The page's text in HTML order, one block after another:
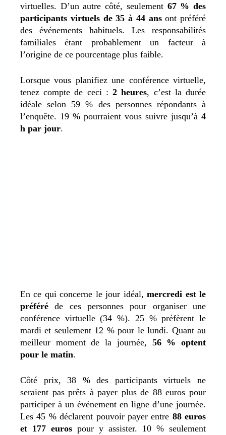
virtuelles. D’un autre côté, seulement 67 % des
participants virtuels de 35 à 44 ansont préféré
des événements habituels. Les responsabilités
familiales étant probablement un facteur à
l’origine de ce pourcentage plus faible.
Lorsque vous planifiez une conférence virtuelle,
tenez compte de ceci :2 heures, c’est la durée
idéale selon 59 % des personnes répondants à
l’enquête. 19 % pourraient vous suivre jusqu’à 4
h par jour.
En ce qui concerne le jour idéal,mercredi est le
préféré de ces personnes pour organiser une
conférence virtuelle (34 %). 25 % préfèrent le
mardi et seulement 12 % pour le lundi. Quant au
meilleur moment de la journée, 56 % optent
pour le matin.
Côté prix, 38 % des participants virtuels ne
seraient pas prêts à payer plus de 88 euros pour
participer à un événement en ligne d’une journée.
Les 45 % déclarent pouvoir payer entre 88 euros
et 177 euros pour y assister. 10 % seulement